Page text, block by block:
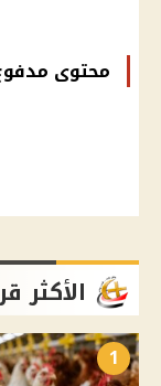
محتوى
الأكثر
1